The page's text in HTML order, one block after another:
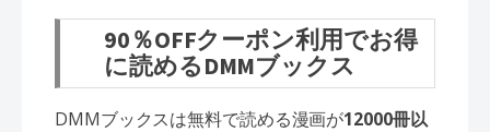
90％OFFクーポン利用でお得
に読めるDMMブックス
DMMブックスは無料で読める漫画が12000冊以